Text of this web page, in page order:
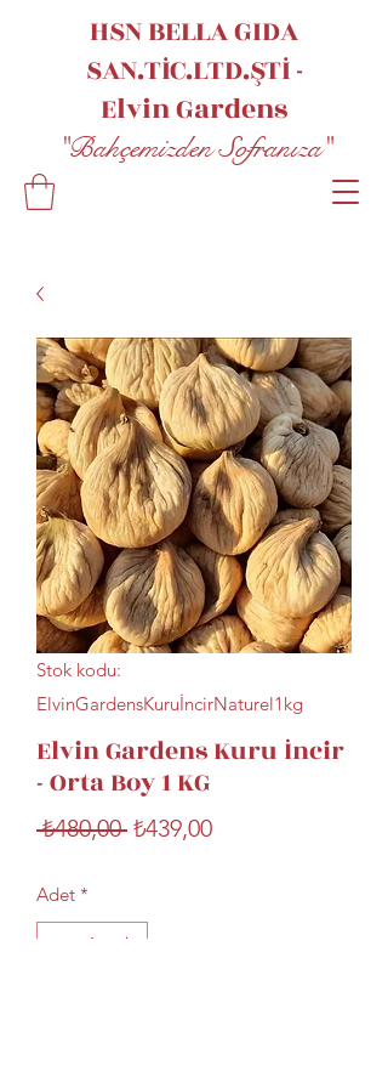
HSN BELLA GIDA
SAN.TİC.LTD.ŞTİ -
ElvinGardens
"Bahçemizden Sofranıza"
Stok kodu:
ElvinGardensKuruİncirNaturel1kg
Elvin Gardens Kuru İncir
- Orta Boy 1 KG
₺480,00 Normal
₺439,00İndirimli
Adet *